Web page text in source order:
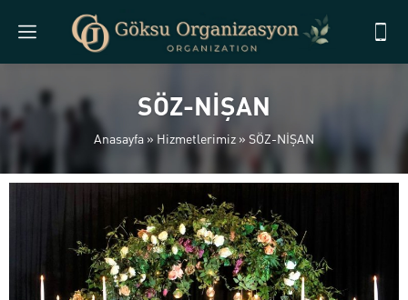
SÖZ-NİŞAN
Anasayfa »Hizmetlerimiz » SÖZ-NİŞAN